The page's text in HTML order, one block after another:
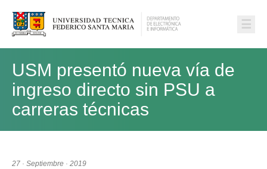
☰
USM presentó nueva vía de
ingreso directo sin PSU a
carreras técnicas
27 · Septiembre · 2019